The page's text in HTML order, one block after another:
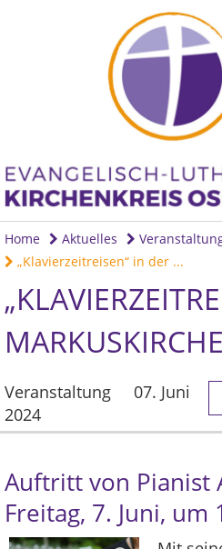
Home Aktuelles
„Klavierzeitreisen“ in der ...
MARKUSKIRCHE
Veranstaltung
07. Juni
2024
Auftritt von Pianist
Freitag, 7. Juni, um